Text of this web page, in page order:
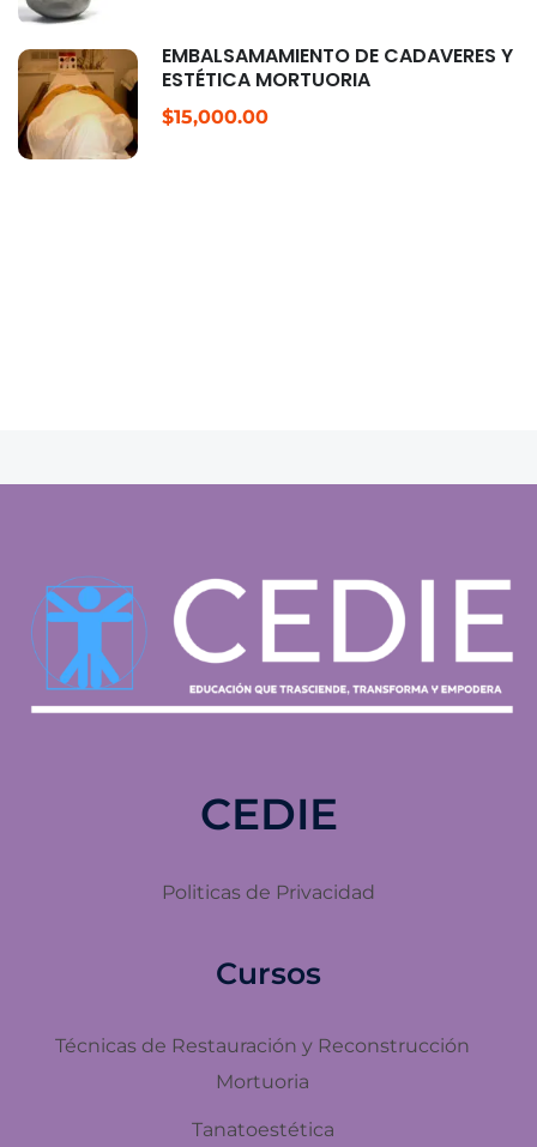
EMBALSAMAMIENTO DE CADÁVERES Y
ESTÉTICA MORTUORIA
$15,000.00
CEDIE
Politicas de Privacidad
Cursos
Técnicas de Restauración y Reconstrucción
Mortuoria
Tanatoestética